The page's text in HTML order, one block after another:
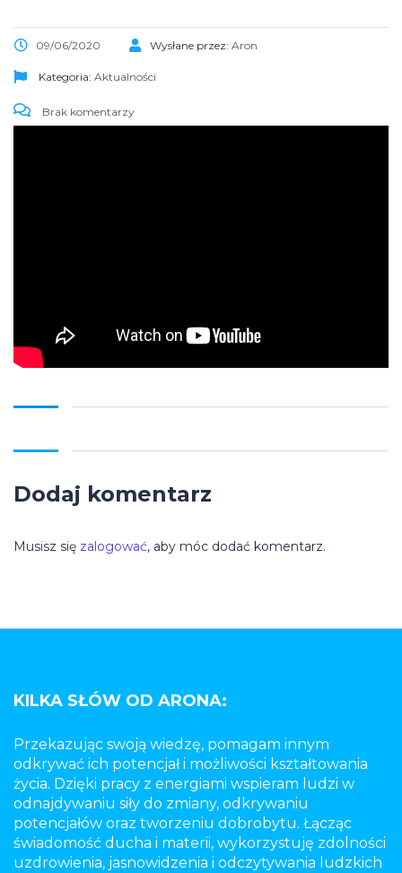
09/06/2020 Wysłane przez: Aron
Kategoria: Aktualności
Brak komentarzy
Dodaj komentarz
Musisz się zalogować, aby móc dodać komentarz.
KILKA SŁÓW OD ARONA:
Przekazując swoją wiedzę, pomagam innym
odkrywać ich potencjał i możliwości kształtowania
życia. Dzięki pracy z energiami wspieram ludzi w
odnajdywaniu siły do zmiany, odkrywaniu
potencjałów oraz tworzeniu dobrobytu. Łącząc
świadomość ducha i materii, wykorzystuję zdolności
uzdrowienia, jasnowidzenia i odczytywania ludzkich